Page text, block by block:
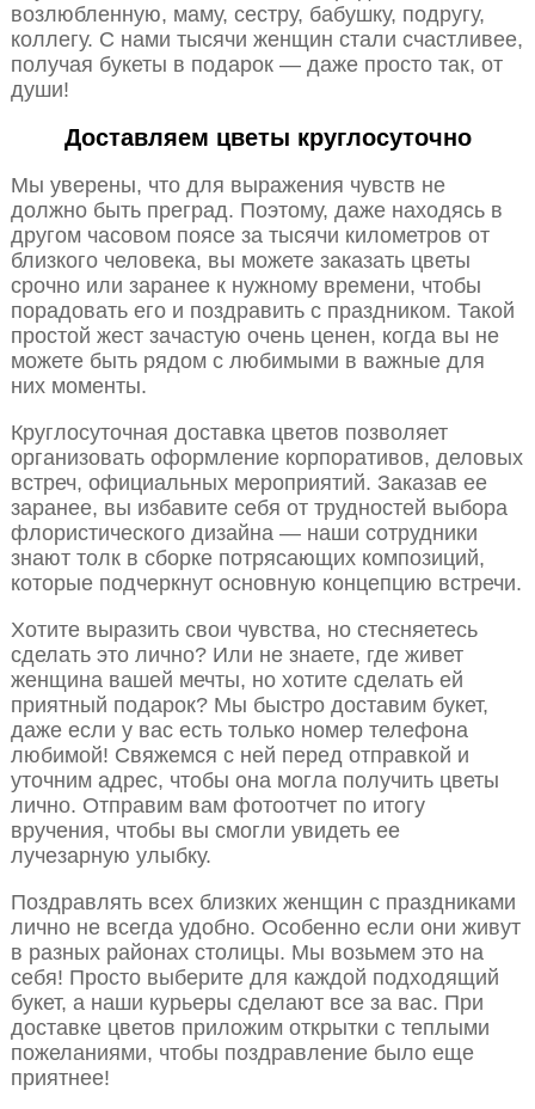
возлюбленную, маму, сестру, бабушку, подругу,
коллегу. С нами тысячи женщин стали счастливее,
получая букеты в подарок — даже просто так, от
души!
Доставляем цветы круглосуточно
Мы уверены, что для выражения чувств не
должно быть преград. Поэтому, даже находясь в
другом часовом поясе за тысячи километров от
близкого человека, вы можете заказать цветы
срочно или заранее к нужному времени, чтобы
порадовать его и поздравить с праздником. Такой
простой жест зачастую очень ценен, когда вы не
можете быть рядом с любимыми в важные для
них моменты.
Круглосуточная доставка цветов позволяет
организовать оформление корпоративов, деловых
встреч, официальных мероприятий. Заказав ее
заранее, вы избавите себя от трудностей выбора
флористического дизайна — наши сотрудники
знают толк в сборке потрясающих композиций,
которые подчеркнут основную концепцию встречи.
Хотите выразить свои чувства, но стесняетесь
сделать это лично? Или не знаете, где живет
женщина вашей мечты, но хотите сделать ей
приятный подарок? Мы быстро доставим букет,
даже если у вас есть только номер телефона
любимой! Свяжемся с ней перед отправкой и
уточним адрес, чтобы она могла получить цветы
лично. Отправим вам фотоотчет по итогу
вручения, чтобы вы смогли увидеть ее
лучезарную улыбку.
Поздравлять всех близких женщин с праздниками
лично не всегда удобно. Особенно если они живут
в разных районах столицы. Мы возьмем это на
себя! Просто выберите для каждой подходящий
букет, а наши курьеры сделают все за вас. При
доставке цветов приложим открытки с теплыми
пожеланиями, чтобы поздравление было еще
приятнее!